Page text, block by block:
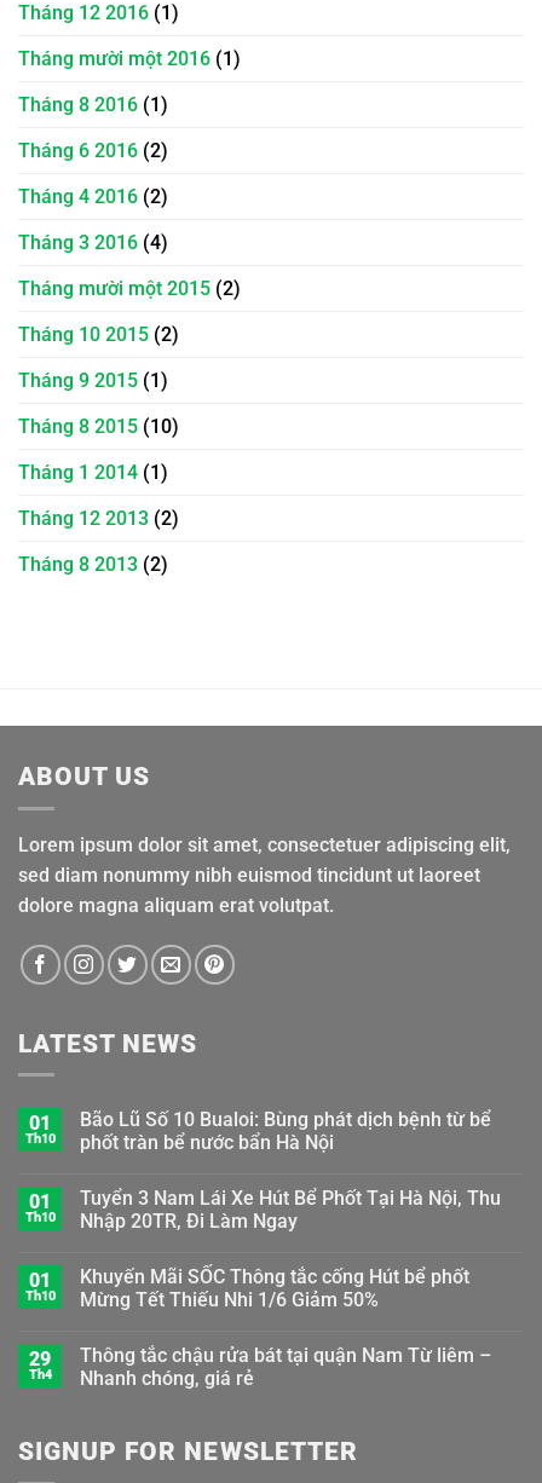
Tháng 12 2016 (1)
Tháng mười một 2016 (1)
Tháng 8 2016 (1)
Tháng 6 2016 (2)
Tháng 4 2016 (2)
Tháng 3 2016 (4)
Tháng mười một 2015 (2)
Tháng 10 2015 (2)
Tháng 9 2015 (1)
Tháng 8 2015 (10)
Tháng 1 2014 (1)
Tháng 12 2013 (2)
Tháng 8 2013 (2)
ABOUT US
Lorem ipsum dolor sit amet, consectetuer adipiscing elit,
sed diam nonummy nibh euismod tincidunt ut laoreet
dolore magna aliquam erat volutpat.
LATEST NEWS
01
Th10
Bão Lũ Số 10 Bualoi: Bùng phát dịch bệnh từ bể
phốt tràn bể nước bẩn Hà Nội
01
Th10
Tuyển 3 Nam Lái Xe Hút Bể Phốt Tại Hà Nội, Thu
Nhập 20TR, Đi Làm Ngay
01
Th10
Khuyến Mãi SỐC Thông tắc cống Hút bể phốt
Mừng Tết Thiếu Nhi 1/6 Giảm 50%
29
Th4
Thông tắc chậu rửa bát tại quận Nam Từ liêm –
Nhanh chóng, giá rẻ
SIGNUP FOR NEWSLETTER